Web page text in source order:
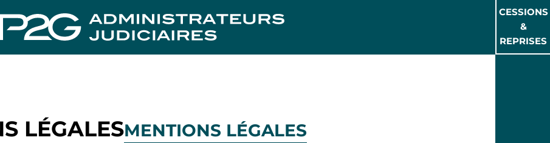
CESSIONS
&
REPRISES
LÉGALESMENTIONS LÉGALES